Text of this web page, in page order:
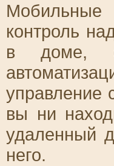
Мобильные
контроль
в доме,
управление
вы ни
удаленный
него.